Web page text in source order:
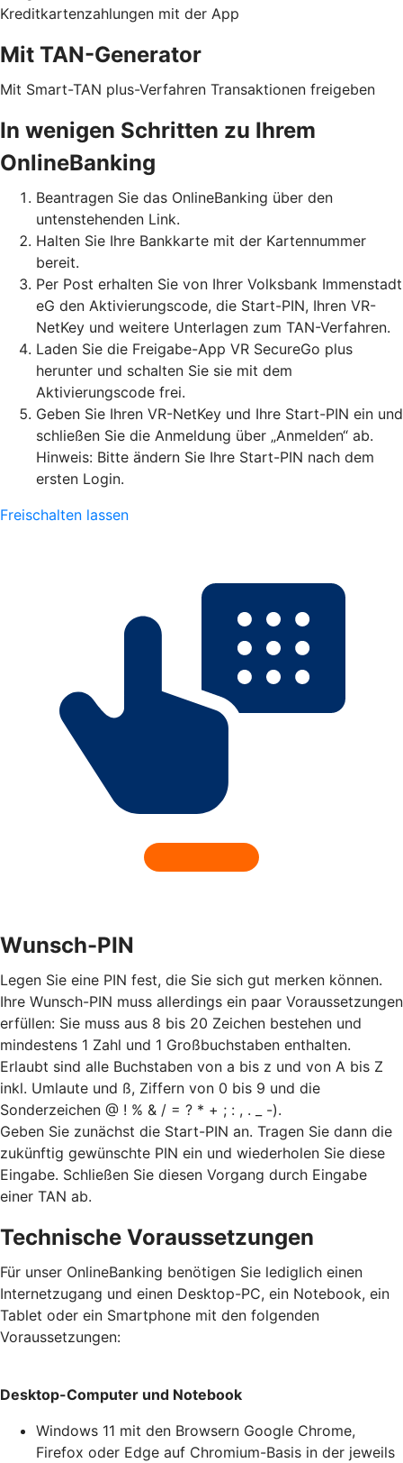
Kreditkartenzahlungen mit der App
Mit TAN-Generator
Mit Smart-TAN plus-Verfahren Transaktionen freigeben
In wenigen Schritten zu Ihrem
OnlineBanking
Beantragen Sie das OnlineBanking über den
untenstehenden Link.
Halten Sie Ihre Bankkarte mit der Kartennummer
bereit.
Per Post erhalten Sie von Ihrer Volksbank Immenstadt
eG den Aktivierungscode, die Start-PIN, Ihren VR-
NetKey und weitere Unterlagen zum TAN-Verfahren.
Laden Sie die Freigabe-App VR SecureGo plus
herunter und schalten Sie sie mit dem
Aktivierungscode frei.
Geben Sie Ihren VR-NetKey und Ihre Start-PIN ein und
schließen Sie die Anmeldung über „Anmelden“ ab.
Hinweis: Bitte ändern Sie Ihre Start-PIN nach dem
ersten Login.
Freischalten lassen
Wunsch-PIN
Legen Sie eine PIN fest, die Sie sich gut merken können.
Ihre Wunsch-PIN muss allerdings ein paar Voraussetzungen
erfüllen: Sie muss aus 8 bis 20 Zeichen bestehen und
mindestens 1 Zahl und 1 Großbuchstaben enthalten.
Erlaubt sind alle Buchstaben von a bis z und von A bis Z
inkl. Umlaute und ß, Ziffern von 0 bis 9 und die
Sonderzeichen @ ! % & / = ? * + ; : , . _ -).
Geben Sie zunächst die Start-PIN an. Tragen Sie dann die
zukünftig gewünschte PIN ein und wiederholen Sie diese
Eingabe. Schließen Sie diesen Vorgang durch Eingabe
einer TAN ab.
Technische Voraussetzungen
Für unser OnlineBanking benötigen Sie lediglich einen
Internetzugang und einen Desktop-PC, ein Notebook, ein
Tablet oder ein Smartphone mit den folgenden
Voraussetzungen:
Desktop-Computer und Notebook
Windows 11 mit den Browsern Google Chrome,
Firefox oder Edge auf Chromium-Basis in der jeweils